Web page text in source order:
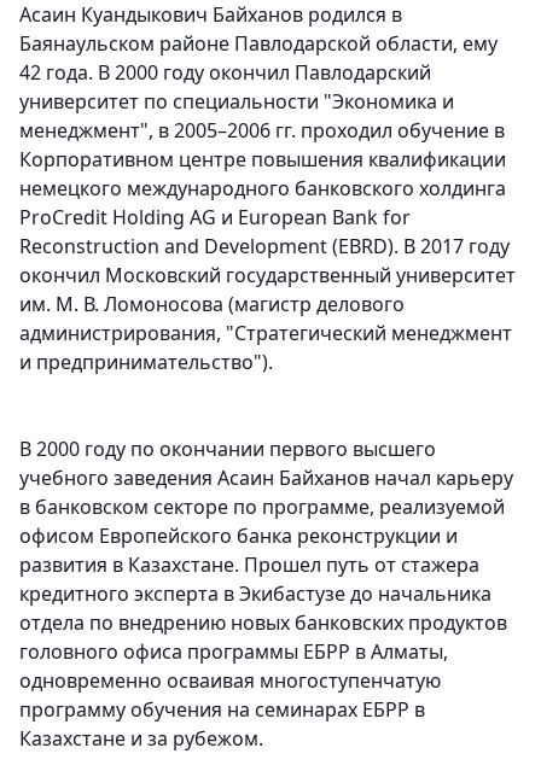
Асаин Куандыкович Байханов родился в
Баянаульском районе Павлодарской области, ему
42 года. В 2000 году окончил Павлодарский
университет по специальности "Экономика и
менеджмент", в 2005–2006 гг. проходил обучение в
Корпоративном центре повышения квалификации
немецкого международного банковского холдинга
ProCredit Holding AG и European Bank for
Reconstruction and Development (EBRD). В 2017 году
окончил Московский государственный университет
им. М. В. Ломоносова (магистр делового
администрирования, "Стратегический менеджмент
и предпринимательство").
В 2000 году по окончании первого высшего
учебного заведения Асаин Байханов начал карьеру
в банковском секторе по программе, реализуемой
офисом Европейского банка реконструкции и
развития в Казахстане. Прошел путь от стажера
кредитного эксперта в Экибастузе до начальника
отдела по внедрению новых банковских продуктов
головного офиса программы ЕБРР в Алматы,
одновременно осваивая многоступенчатую
программу обучения на семинарах ЕБРР в
Казахстане и за рубежом.